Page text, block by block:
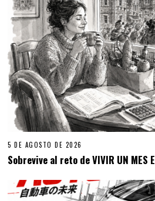
5 DE AGOSTO DE 2026
Sobrevive al reto de VIVIR UN MES